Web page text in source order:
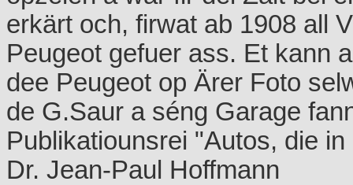
erkärt och, firwat ab 1908 all
Peugeot gefuer ass. Et kann
dee Peugeot op Ärer Foto
de G.Saur a séng Garage
Publikatiounsrei "Autos, die
Dr. Jean-Paul Hoffmann